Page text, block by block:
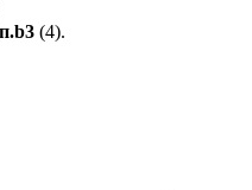
(4).